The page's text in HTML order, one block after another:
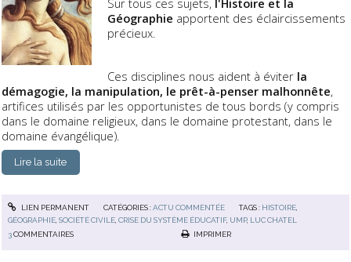
Sur tous ces sujets, l'Histoire et la
Géographie apportent des éclaircissements
précieux.
Ces disciplines nous aident à éviter la
démagogie, la manipulation, le prêt-à-penser malhonnête,
artifices utilisés par les opportunistes de tous bords (y compris
dans le domaine religieux, dans le domaine protestant, dans le
domaine évangélique).
Lire la suite
LIEN PERMANENT CATÉGORIES :ACTU COMMENTÉE TAGS : HISTOIRE
GÉOGRAPHIE ,SOCIÉTÉ CIVILE ,CRISE DU SYSTÈME ÉDUCATIF, UMP, LUC CHATEL
3COMMENTAIRES IMPRIMER